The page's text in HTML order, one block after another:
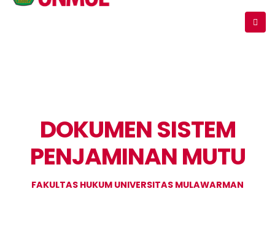
DOKUMEN SISTEM
PENJAMINAN MUTU
FAKULTAS HUKUM UNIVERSITAS MULAWARMAN